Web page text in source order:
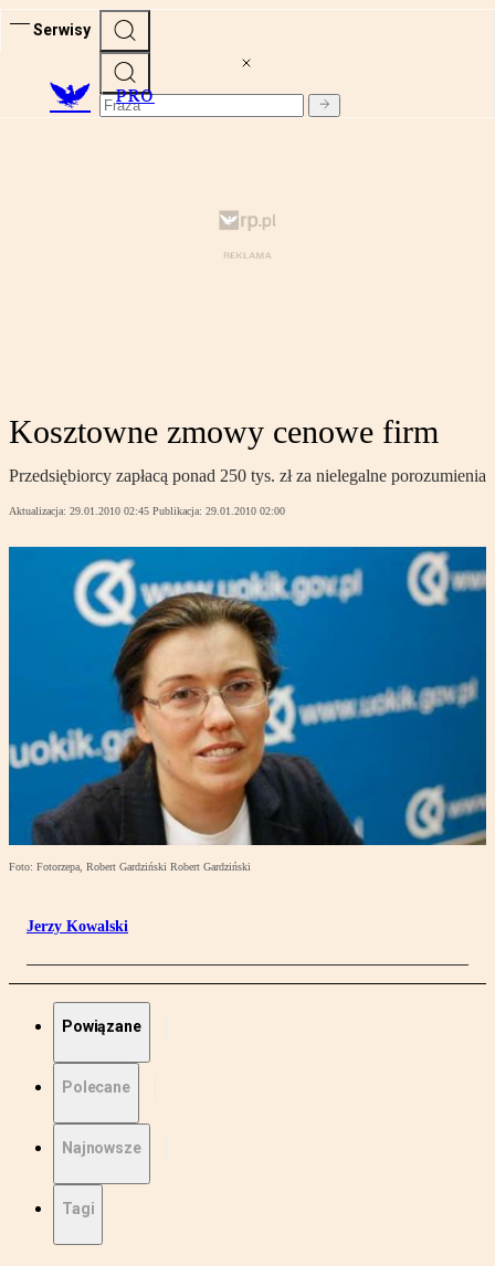
Serwisy
PRO
Kosztowne zmowy cenowe firm
Przedsiębiorcy zapłacą ponad 250 tys. zł za nielegalne porozumienia
Aktualizacja: 29.01.2010 02:45 Publikacja: 29.01.2010 02:00
Foto: Fotorzepa, Robert Gardziński Robert Gardziński
Jerzy Kowalski
Powiązane
Polecane
Najnowsze
Tagi